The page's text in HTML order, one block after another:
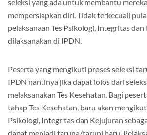
seleksi yang ada untuk membantu mereka
mempersiapkan diri. Tidak terkecuali pula
pelaksanaan Tes Psikologi, Integritas dan
Peserta yang mengikuti proses seleksi
IPDN nantinya jika dapat lolos dari
melaksanakan Tes Kesehatan. Bagi
tahap Tes Kesehatan, baru akan mengikuti
Psikologi, Integritas dan Kejujuran